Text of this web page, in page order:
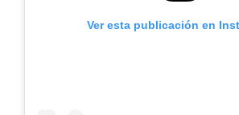
Ver esta publicación en